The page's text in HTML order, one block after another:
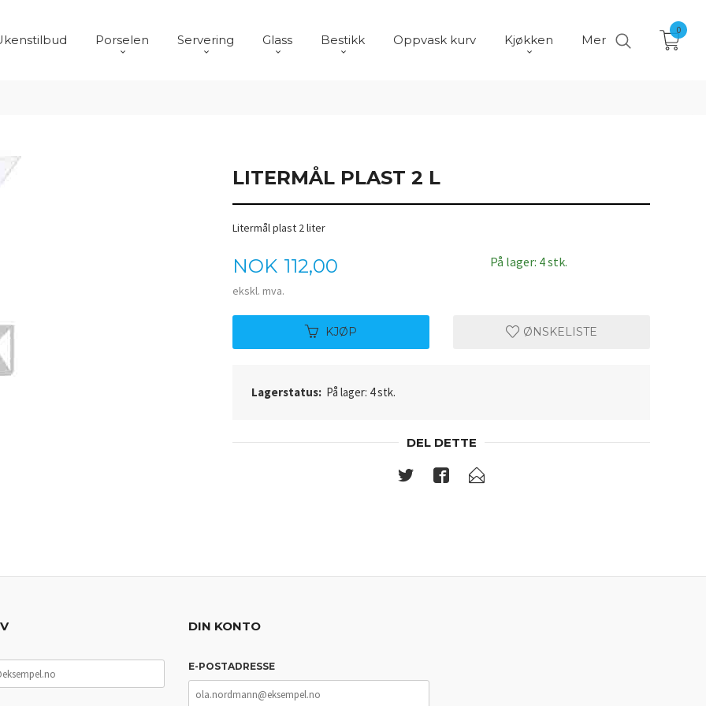
Porselen Servering Glass Bestikk Oppvask kurv Kjøkken Mer
0
LITERMÅL PLAST 2 L
Litermål plast 2 liter
Pris
NOK 112,00
ekskl. mva.
På lager: 4 stk.
KJØP ØNSKELISTE
Lagerstatus: På lager: 4 stk.
DEL DETTE
DIN KONTO
E-POSTADRESSE